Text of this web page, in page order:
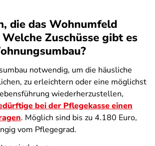
die das Wohnumfeld
Zuschüsse gibt es
notwendig, um die häusliche
zu erleichtern oder eine möglichst
wiederherzustellen,
bei der Pflegekasse einen
. Möglich sind bis zu 4.180 Euro,
vom Pflegegrad.